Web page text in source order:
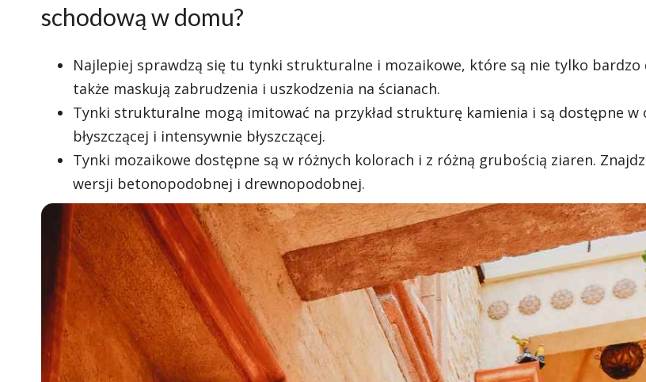
schodową w domu?
Najlepiej sprawdzą się tu tynki strukturalne i mozaikowe, które są nie tylko bardzo
także maskują zabrudzenia i uszkodzenia na ścianach.
Tynki strukturalne mogą imitować na przykład strukturę kamienia i są dostępne w
błyszczącej i intensywnie błyszczącej.
Tynki mozaikowe dostępne są w różnych kolorach i z różną grubością ziaren.
wersji betonopodobnej i drewnopodobnej.